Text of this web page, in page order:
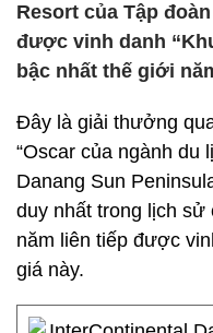
Resort của Tập
được vinh danh
bậc nhất thế giới
Đây là giải thưởng
“Oscar của ngành du
Danang Sun
duy nhất trong lịch sử
năm liên tiếp được
giá này.